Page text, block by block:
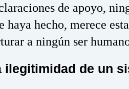
de apoyo,
haya hecho, merece
a ningún ser
ilegitimidad de un